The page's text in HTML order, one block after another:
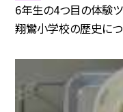
6年生の4つ目の体験ツ
翔鸞小学校の歴史に